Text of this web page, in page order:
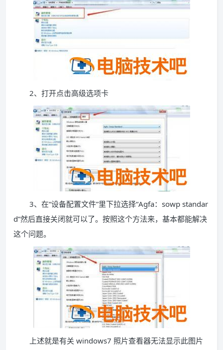
2、打开点击高级选项卡
3、在“设备配置文件”里下拉选择“Agfa：sowp standar
d”然后直接关闭就可以了。按照这个方法来，基本都能解决
这个问题。
上述就是有关 windows7 照片查看器无法显示此图片